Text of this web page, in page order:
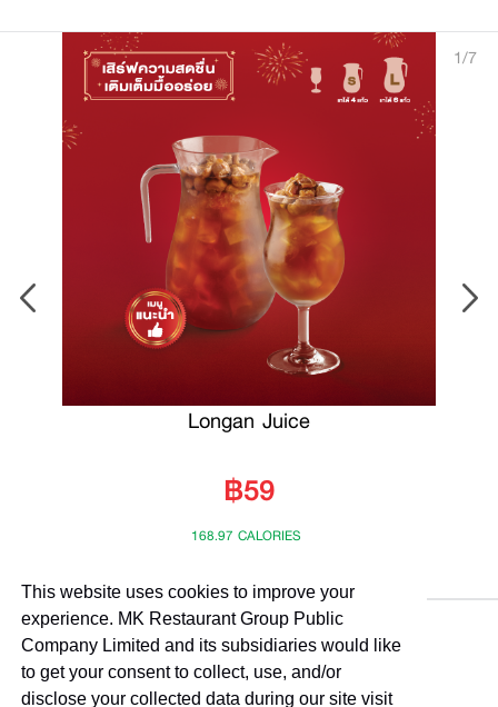
This website uses cookies to improve your
experience. MK Restaurant Group Public
Company Limited and its subsidiaries would like
to get your consent to collect, use, and/or
disclose your collected data during our site visit
Longan Juice
฿59
168.97 CALORIES
1/7